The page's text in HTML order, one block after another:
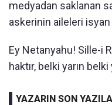
medyadan saklanan
askerinin aileleri isyan
Ey Netanyahu! Sille-i
haktır, belki yarın belki
YAZARIN SON